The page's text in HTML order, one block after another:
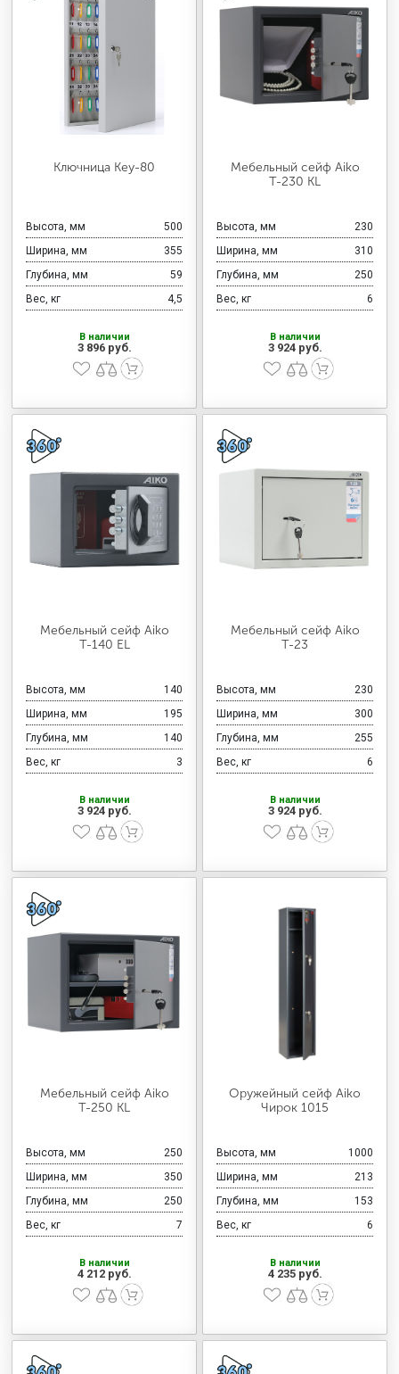
Ключница Key-80
Высота, мм
500
Ширина, мм
355
Глубина, мм
59
Вес, кг
4,5
В наличии
3 896 руб.
Мебельный сейф Aiko
Т-230 KL
Высота, мм
230
Ширина, мм
310
Глубина, мм
250
Вес, кг
6
В наличии
3 924 руб.
Мебельный сейф Aiko
Т-140 EL
Высота, мм
140
Ширина, мм
195
Глубина, мм
140
Вес, кг
3
В наличии
3 924 руб.
Мебельный сейф Aiko
Т-23
Высота, мм
230
Ширина, мм
300
Глубина, мм
255
Вес, кг
6
В наличии
3 924 руб.
Мебельный сейф Aiko
Т-250 KL
Высота, мм
250
Ширина, мм
350
Глубина, мм
250
Вес, кг
7
В наличии
4 212 руб.
Оружейный сейф Aiko
Чирок 1015
Высота, мм
1000
Ширина, мм
213
Глубина, мм
153
Вес, кг
6
В наличии
4 235 руб.